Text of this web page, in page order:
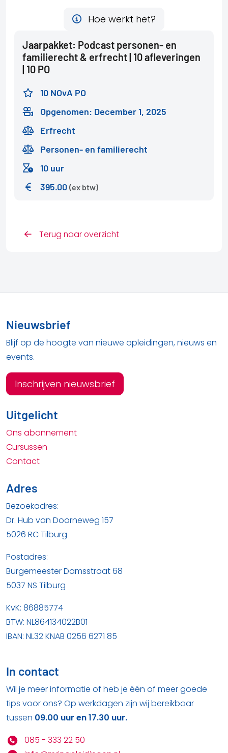
Hoe werkt het?
Jaarpakket: Podcast personen- en
familierecht & erfrecht | 10 afleveringen
| 10 PO
10 NOvA PO
Opgenomen: December 1, 2025
Erfrecht
Personen- en familierecht
10 uur
395.00 (ex btw)
Terug naar overzicht
Nieuwsbrief
Blijf op de hoogte van nieuwe opleidingen, nieuws en
events.
Inschrijven nieuwsbrief
Uitgelicht
Ons abonnement
Cursussen
Contact
Adres
Bezoekadres:
Dr. Hub van Doorneweg 157
5026 RC Tilburg
Postadres:
Burgemeester Damsstraat 68
5037 NS Tilburg
KvK: 86885774
BTW: NL864134022B01
IBAN: NL32 KNAB 0256 6271 85
In contact
Wil je meer informatie of heb je één of meer goede
tips voor ons? Op werkdagen zijn wij bereikbaar
tussen 09.00 uur en 17.30 uur.
085 - 333 22 50